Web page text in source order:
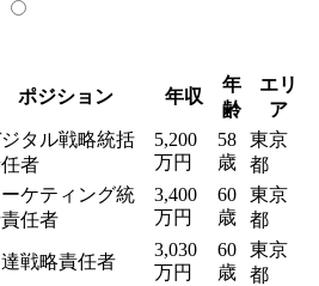
ポジション 年収
年
齢
エリ
ア
タル戦略統括
者
5,200
万円
58
歳
東京
都
ケティング統
任者
3,400
万円
60
歳
東京
都
戦略責任者
3,030
万円
60
歳
東京
都